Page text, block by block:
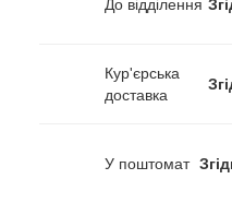
До відділення
Кур'єрська
доставка
У поштомат